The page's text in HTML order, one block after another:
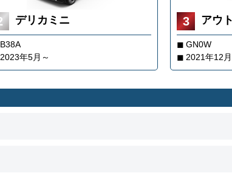
デリカミニ
B38A
2023年5月～
アウ
GN0W
2021年12月